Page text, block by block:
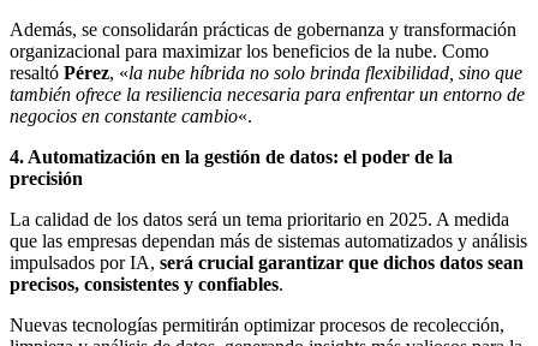
Además, se consolidarán prácticas de gobernanza y transformación
organizacional para maximizar los beneficios de la nube. Como
resaltó Pérez, «la nube híbrida no solo brinda flexibilidad, sino que
también ofrece la resiliencia necesaria para enfrentar un entorno de
negocios en constante cambio«.
4. Automatización en la gestión de datos: el poder de la
precisión
La calidad de los datos será un tema prioritario en 2025. A medida
que las empresas dependan más de sistemas automatizados y análisis
impulsados por IA, será crucial garantizar que dichos datos sean
precisos, consistentes y confiables.
Nuevas tecnologías permitirán optimizar procesos de recolección,